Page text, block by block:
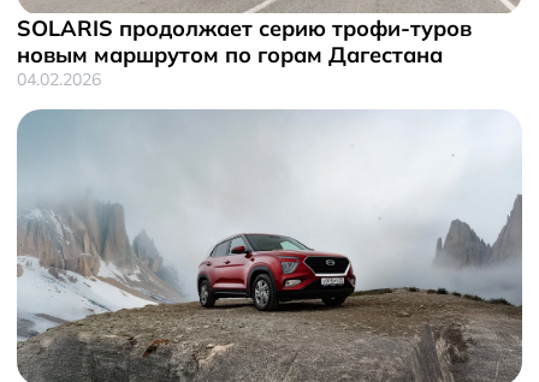
SOLARIS продолжает серию трофи-туров
новым маршрутом по горам Дагестана
04.02.2026